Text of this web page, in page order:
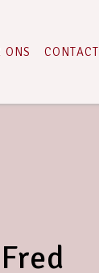
ONS CONTACT